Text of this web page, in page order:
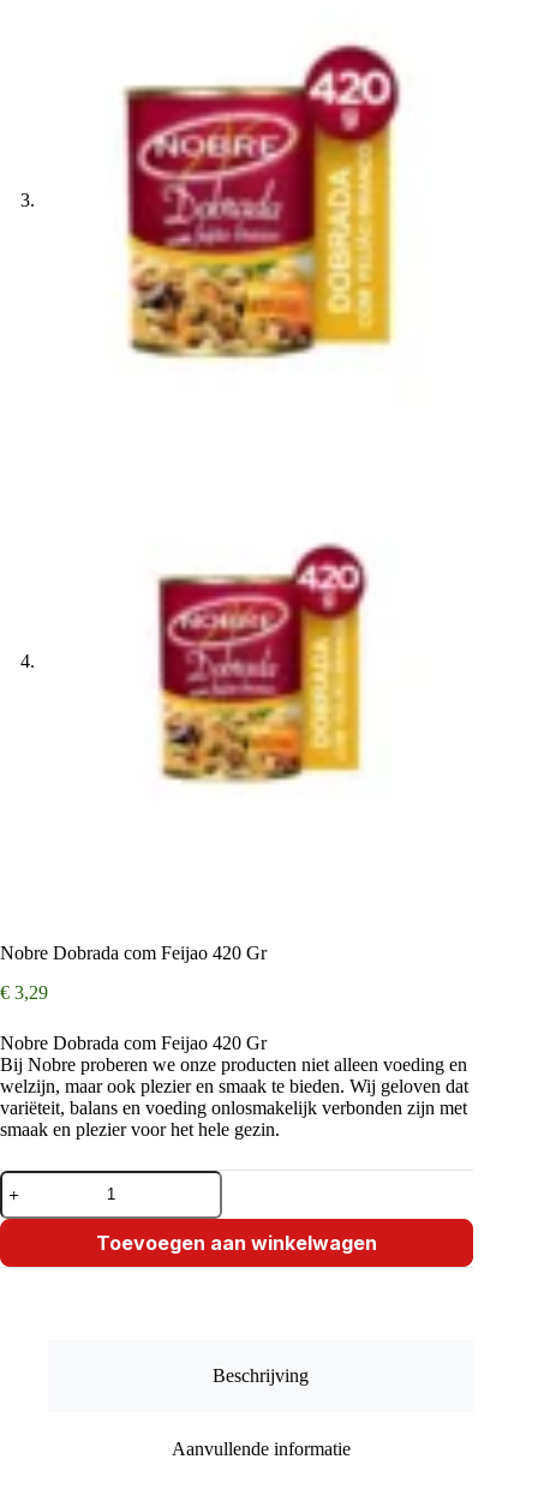
Nobre Dobrada com Feijao 420 Gr
€ 3,29
Nobre Dobrada com Feijao 420 Gr
Bij Nobre proberen we onze producten niet alleen voeding en
welzijn, maar ook plezier en smaak te bieden. Wij geloven dat
variëteit, balans en voeding onlosmakelijk verbonden zijn met
smaak en plezier voor het hele gezin.
Nobre
Dobrada
com
420
Toevoegen aan winkelwagen
Beschrijving
Aanvullende informatie